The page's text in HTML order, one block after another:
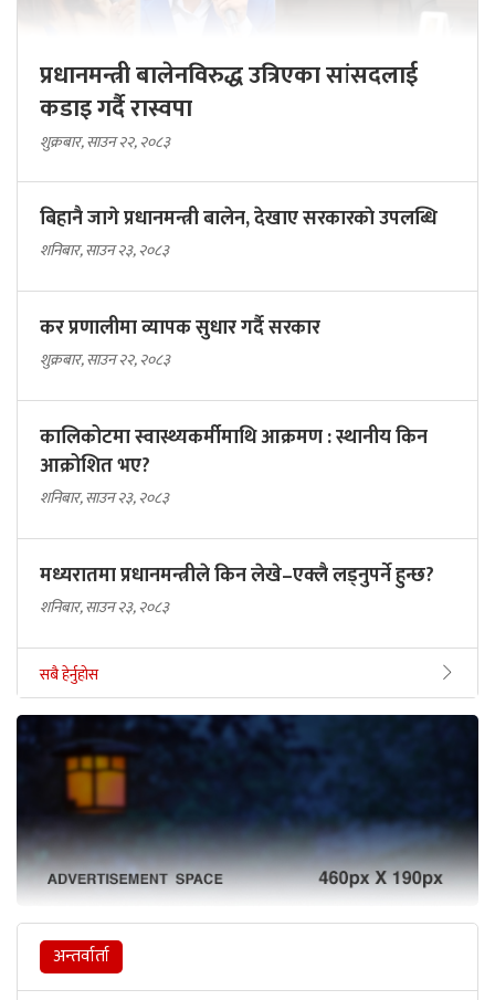
प्रधानमन्त्री बालेनविरुद्ध उत्रिएका सांसदलाई
कडाइ गर्दै रास्वपा
शुक्रबार, साउन २२, २०८३
बिहानै जागे प्रधानमन्त्री बालेन, देखाए सरकारकाे उपलब्धि
शनिबार, साउन २३, २०८३
कर प्रणालीमा व्यापक सुधार गर्दै सरकार
शुक्रबार, साउन २२, २०८३
कालिकोटमा स्वास्थ्यकर्मीमाथि आक्रमण : स्थानीय किन
आक्रोशित भए?
शनिबार, साउन २३, २०८३
मध्यरातमा प्रधानमन्त्रीले किन लेखे–एक्लै लड्नुपर्ने हुन्छ?
शनिबार, साउन २३, २०८३
सबै हेर्नुहोस
अन्तर्वार्ता